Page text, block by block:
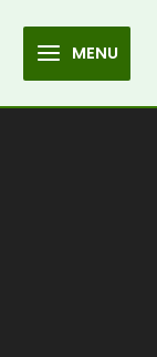
MAIN
MENU
MENU